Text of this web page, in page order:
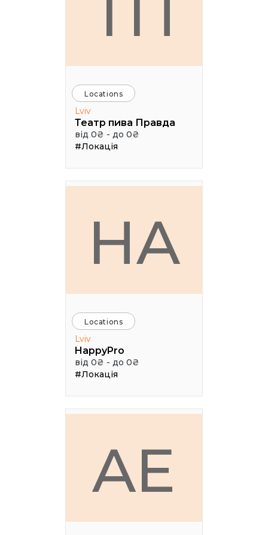
Locations
Lviv
Театр пива Правда
від 0₴ - до 0₴
#Локація
HA
Locations
Lviv
HappyPro
від 0₴ - до 0₴
#Локація
AE